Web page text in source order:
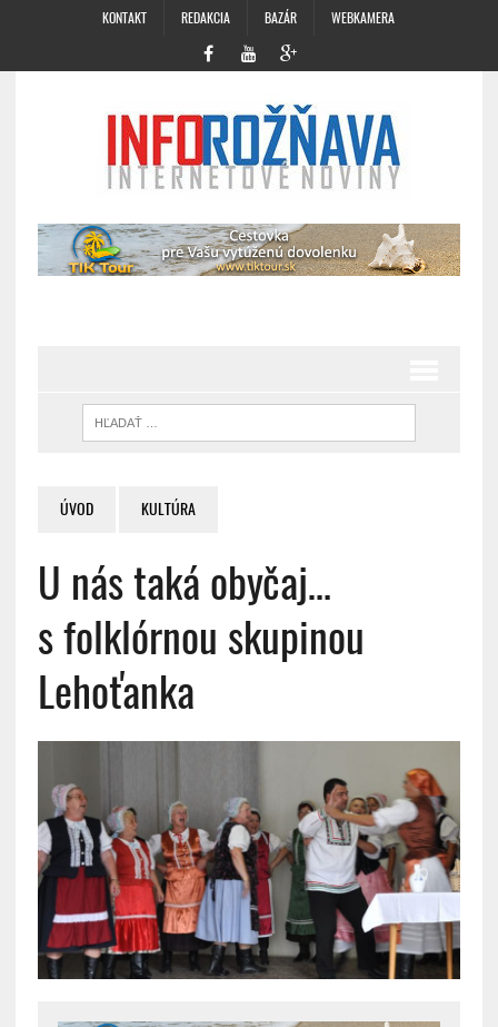
KONTAKT REDAKCIA BAZÁR WEBKAMERA
ÚVOD KULTÚRA
U nás taká obyčaj…
s folklórnou skupinou
Lehoťanka